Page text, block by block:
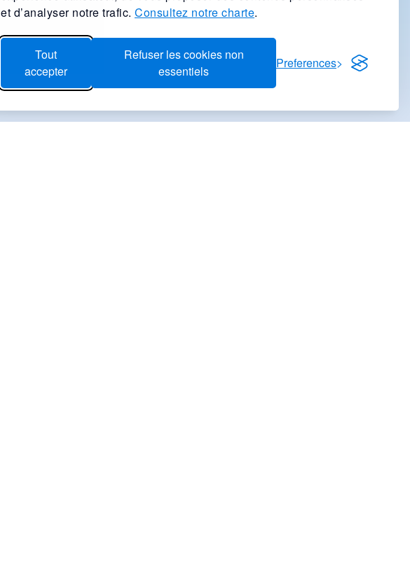
et d’analyser notre trafic. Consultez notre charte.
Tout
accepter
Refuser les cookies non
essentiels
Preferences